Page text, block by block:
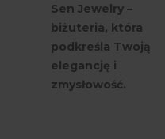
Sen Jewelry –
biżuteria, która
podkreśla Twoją
elegancję i
zmysłowość.